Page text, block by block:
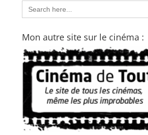
Search
for:
Mon autre site sur le cinéma :